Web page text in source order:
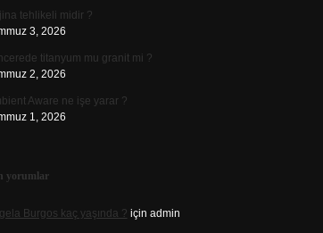
tehlikeli midir ?
3, 2026
titanyum mu granit mi ?
2, 2026
Aware ne işe yarar ?
1, 2026
yorumlar
Burgos kaç yaşında ? için admin